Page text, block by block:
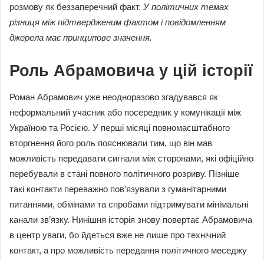
розмову як беззаперечний факт. У політичних темах
різниця між підтвердженим фактом і повідомленням
джерела має принципове значення.
Роль Абрамовича у цій історії
Роман Абрамович уже неодноразово згадувався як
неформальний учасник або посередник у комунікації між
Україною та Росією. У перші місяці повномасштабного
вторгнення його роль пояснювали тим, що він мав
можливість передавати сигнали між сторонами, які офіційно
перебували в стані повного політичного розриву. Пізніше
такі контакти переважно пов’язували з гуманітарними
питаннями, обмінами та спробами підтримувати мінімальні
канали зв’язку. Нинішня історія знову повертає Абрамовича
в центр уваги, бо йдеться вже не лише про технічний
контакт, а про можливість передання політичного меседжу